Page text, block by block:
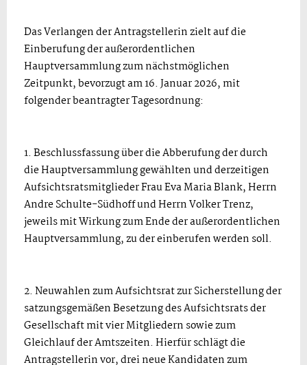
Das Verlangen der Antragstellerin zielt auf die
Einberufung der außerordentlichen
Hauptversammlung zum nächstmöglichen
Zeitpunkt, bevorzugt am 16. Januar 2026, mit
folgender beantragter Tagesordnung:
1. Beschlussfassung über die Abberufung der durch
die Hauptversammlung gewählten und derzeitigen
Aufsichtsratsmitglieder Frau Eva Maria Blank, Herrn
Andre Schulte-Südhoff und Herrn Volker Trenz,
jeweils mit Wirkung zum Ende der außerordentlichen
Hauptversammlung, zu der einberufen werden soll.
2. Neuwahlen zum Aufsichtsrat zur Sicherstellung der
satzungsgemäßen Besetzung des Aufsichtsrats der
Gesellschaft mit vier Mitgliedern sowie zum
Gleichlauf der Amtszeiten. Hierfür schlägt die
Antragstellerin vor, drei neue Kandidaten zum